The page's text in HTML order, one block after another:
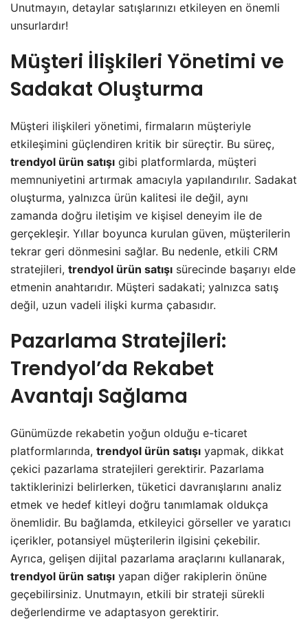
Unutmayın, detaylar satışlarınızı etkileyen en önemli
unsurlardır!
Müşteri İlişkileri Yönetimi ve
Sadakat Oluşturma
Müşteri ilişkileri yönetimi, firmaların müşteriyle
etkileşimini güçlendiren kritik bir süreçtir. Bu süreç,
trendyol ürün satışı gibi platformlarda, müşteri
memnuniyetini artırmak amacıyla yapılandırılır. Sadakat
oluşturma, yalnızca ürün kalitesi ile değil, aynı
zamanda doğru iletişim ve kişisel deneyim ile de
gerçekleşir. Yıllar boyunca kurulan güven, müşterilerin
tekrar geri dönmesini sağlar. Bu nedenle, etkili CRM
stratejileri, trendyol ürün satışı sürecinde başarıyı elde
etmenin anahtarıdır. Müşteri sadakati; yalnızca satış
değil, uzun vadeli ilişki kurma çabasıdır.
Pazarlama Stratejileri:
Trendyol’da Rekabet
Avantajı Sağlama
Günümüzde rekabetin yoğun olduğu e-ticaret
platformlarında, trendyol ürün satışı yapmak, dikkat
çekici pazarlama stratejileri gerektirir. Pazarlama
taktiklerinizi belirlerken, tüketici davranışlarını analiz
etmek ve hedef kitleyi doğru tanımlamak oldukça
önemlidir. Bu bağlamda, etkileyici görseller ve yaratıcı
içerikler, potansiyel müşterilerin ilgisini çekebilir.
Ayrıca, gelişen dijital pazarlama araçlarını kullanarak,
trendyol ürün satışı yapan diğer rakiplerin önüne
geçebilirsiniz. Unutmayın, etkili bir strateji sürekli
değerlendirme ve adaptasyon gerektirir.